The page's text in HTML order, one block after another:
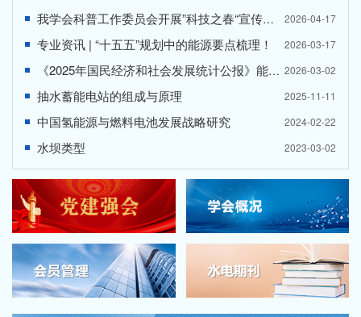
我学会科普工作委员会开展”科技之春“宣传月科普宣讲活动 2026-04-17
专业资讯 | “十五五”规划中的能源要点梳理！ 2026-03-17
《2025年国民经济和社会发展统计公报》能源数据摘要 2026-03-02
抽水蓄能电站的组成与原理 2025-11-11
中国氢能源与燃料电池发展战略研究 2024-02-22
水坝类型 2023-03-02